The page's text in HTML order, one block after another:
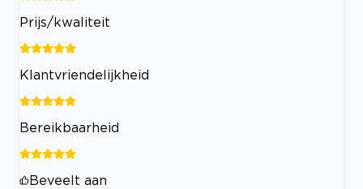
Prijs/kwaliteit
Klantvriendelijkheid
Bereikbaarheid
Beveelt aan